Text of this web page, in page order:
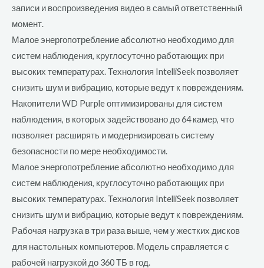
записи и воспроизведения видео в самый ответственный
момент.
Малое энергопотребление абсолютно необходимо для
систем наблюдения, круглосуточно работающих при
высоких температурах. Технология IntelliSeek позволяет
снизить шум и вибрацию, которые ведут к повреждениям.
Накопители WD Purple оптимизированы для систем
наблюдения, в которых задействовано до 64 камер, что
позволяет расширять и модернизировать систему
безопасности по мере необходимости.
Малое энергопотребление абсолютно необходимо для
систем наблюдения, круглосуточно работающих при
высоких температурах. Технология IntelliSeek позволяет
снизить шум и вибрацию, которые ведут к повреждениям.
Рабочая нагрузка в три раза выше, чем у жестких дисков
для настольных компьютеров. Модель справляется с
рабочей нагрузкой до 360 ТБ в год.